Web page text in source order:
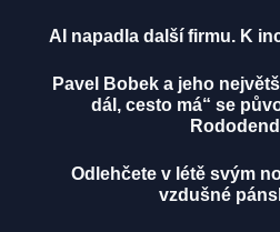
AI napadla další firmu. K
Pavel Bobek a jeho
dál, cesto má“ se
Odlehčete v létě svým
vzdušné